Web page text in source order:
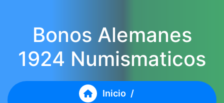
Bonos Alemanes
1924 Numismaticos
Inicio /